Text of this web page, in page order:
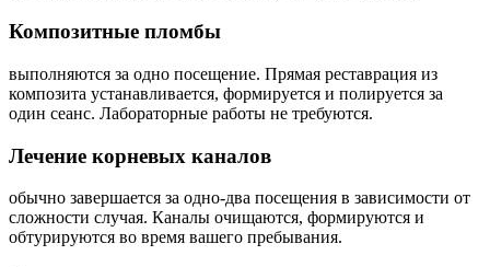
Композитные пломбы
выполняются за одно посещение. Прямая реставрация из
композита устанавливается, формируется и полируется за
один сеанс. Лабораторные работы не требуются.
Лечение корневых каналов
обычно завершается за одно-два посещения в зависимости от
сложности случая. Каналы очищаются, формируются и
обтурируются во время вашего пребывания.